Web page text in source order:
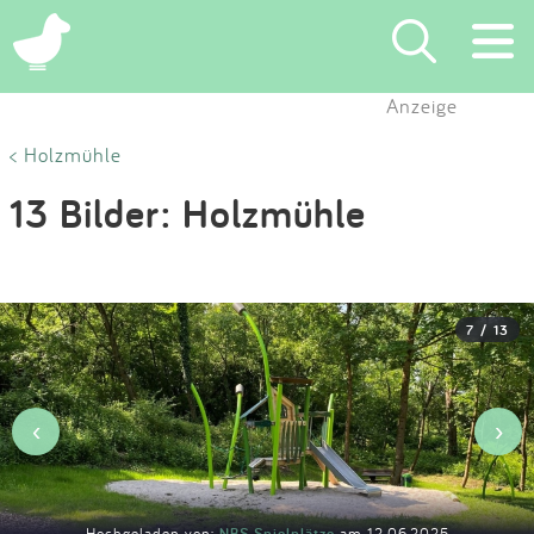
×
Eintragen
Blog
Partner
Kontakt
Anzeige
< Holzmühle
13 Bilder: Holzmühle
7 / 13
‹ ›